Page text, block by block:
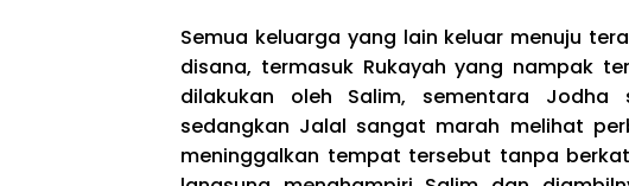
Semua keluarga yang lain keluar menuju
disana, termasuk Rukayah yang nampak
dilakukan oleh Salim, sementara
sedangkan Jalal sangat marah melihat
meninggalkan tempat tersebut tanpa